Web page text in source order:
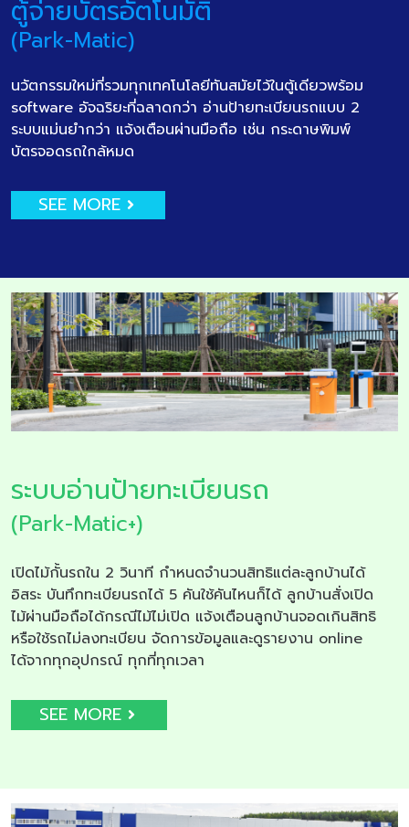
ตู้จ่ายบัตรอัตโนมัติ
(Park-Matic)
นวัตกรรมใหม่ที่รวมทุกเทคโนโลยีทันสมัยไว้ในตู้เดียวพร้อม
software อัจฉริยะที่ฉลาดกว่า อ่านป้ายทะเบียนรถแบบ 2
ระบบแม่นยำกว่า แจ้งเตือนผ่านมือถือ เช่น กระดาษพิมพ์
บัตรจอดรถใกล้หมด
SEE MORE
ระบบอ่านป้ายทะเบียนรถ
(Park-Matic+)
เปิดไม้กั้นรถใน 2 วินาที กำหนดจำนวนสิทธิแต่ละลูกบ้านได้
อิสระ บันทึกทะเบียนรถได้ 5 คันใช้คันไหนก็ได้ ลูกบ้านสั่งเปิด
ไม้ผ่านมือถือได้กรณีไม้ไม่เปิด แจ้งเตือนลูกบ้านจอดเกินสิทธิ
หรือใช้รถไม่ลงทะเบียน จัดการข้อมูลและดูรายงาน online
ได้จากทุกอุปกรณ์ ทุกที่ทุกเวลา
SEE MORE